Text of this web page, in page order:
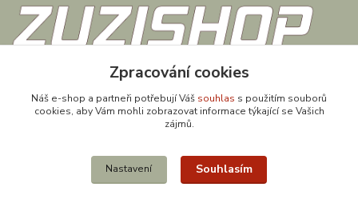
obchod@zuzishop.cz
Zpracování cookies
Náš e-shop a partneři potřebují Váš souhlas s použitím souborů
cookies, aby Vám mohli zobrazovat informace týkající se Vašich
zájmů.
Nastavení Souhlasím